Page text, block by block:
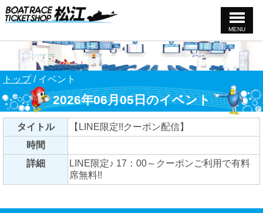
このページの本文へ
MENU
現
の
位
置：
トップ/ イベント
2026年06月05日のイベント
タイトル
【LINE限定!!クーポン配信】
時間
詳細
LINE限定♪ 17：00～クーポンご利用で有料
席無料!!